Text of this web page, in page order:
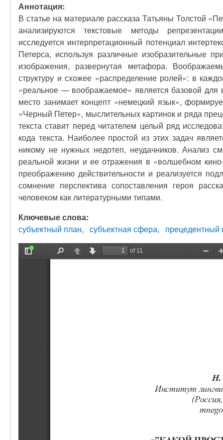
Аннотация:
В статье на материале рассказа Татьяны Толстой
анализируются текстовые методы
исследуется интерпретационный потенциал
Петерса, используя различные изобразительные
изображения, развернутая метафора.
структуру и схожее «распределение ролей»: в
«реальное — воображаемое» является базовой для
место занимает концепт «немецкий язык»,
«Черный Петер», мыслительных картинок и ряда
текста ставит перед читателем целый ряд
кода текста. Наиболее простой из этих задач
никому не нужных недотеп, неудачников. Анализ
реальной жизни и ее отражения в «волшебном
преображению действительности и реализуется
сомнение перспектива сопоставления героя
человеком как литературными типами.
Ключевые слова:
субъектный план
субъектная сфера